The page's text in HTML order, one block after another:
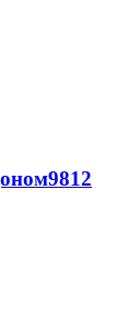
9812